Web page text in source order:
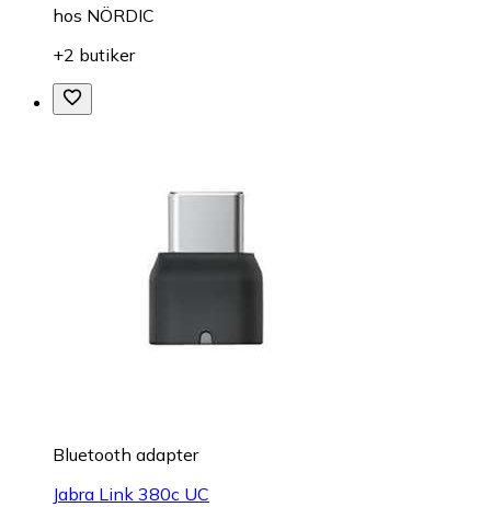
hos NÖRDIC
+2 butiker
Bluetooth adapter
Jabra Link 380c UC